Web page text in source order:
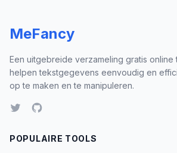
MeFancy
Een uitgebreide verzameling gratis online
helpen tekstgegevens eenvoudig en
op te maken en te manipuleren.
POPULAIRE TOOLS